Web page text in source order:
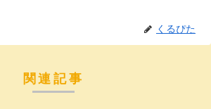
くるぴた
関連記事